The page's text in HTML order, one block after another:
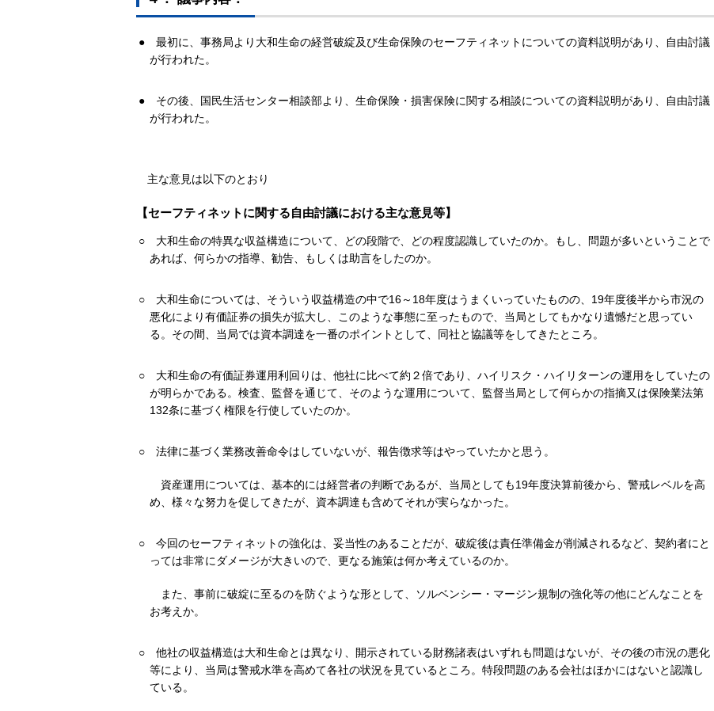
●
最初に、事務局より大和生命の経営破綻及び生命保険のセーフティネットについての資料説明があり、自由討議
が行われた。
●
その後、国民生活センター相談部より、生命保険・損害保険に関する相談についての資料説明があり、自由討議
が行われた。
主な意見は以下のとおり
【セーフティネットに関する自由討議における主な意見等】
○
大和生命の特異な収益構造について、どの段階で、どの程度認識していたのか。もし、問題が多いということで
あれば、何らかの指導、勧告、もしくは助言をしたのか。
○
大和生命については、そういう収益構造の中で16～18年度はうまくいっていたものの、19年度後半から市況の
悪化により有価証券の損失が拡大し、このような事態に至ったもので、当局としてもかなり遺憾だと思ってい
る。その間、当局では資本調達を一番のポイントとして、同社と協議等をしてきたところ。
○
大和生命の有価証券運用利回りは、他社に比べて約２倍であり、ハイリスク・ハイリターンの運用をしていたの
が明らかである。検査、監督を通じて、そのような運用について、監督当局として何らかの指摘又は保険業法第
132条に基づく権限を行使していたのか。
○ 法律に基づく業務改善命令はしていないが、報告徴求等はやっていたかと思う。
資産運用については、基本的には経営者の判断であるが、当局としても19年度決算前後から、警戒レベルを高
め、様々な努力を促してきたが、資本調達も含めてそれが実らなかった。
○
今回のセーフティネットの強化は、妥当性のあることだが、破綻後は責任準備金が削減されるなど、契約者にと
っては非常にダメージが大きいので、更なる施策は何か考えているのか。
また、事前に破綻に至るのを防ぐような形として、ソルベンシー・マージン規制の強化等の他にどんなことを
お考えか。
○
他社の収益構造は大和生命とは異なり、開示されている財務諸表はいずれも問題はないが、その後の市況の悪化
等により、当局は警戒水準を高めて各社の状況を見ているところ。特段問題のある会社はほかにはないと認識し
ている。